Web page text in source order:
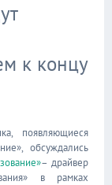
к концу
появляющиеся
обсуждались
– драйвер
в рамках